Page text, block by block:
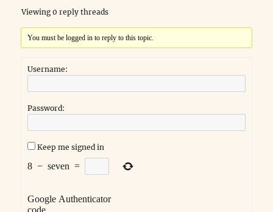
Viewing 0 reply threads
You must be logged in to reply to this topic.
Username:
Password:
Keep me signed in
8 − seven =
Google Authenticator